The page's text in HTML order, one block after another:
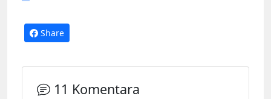
Share
11 Komentara